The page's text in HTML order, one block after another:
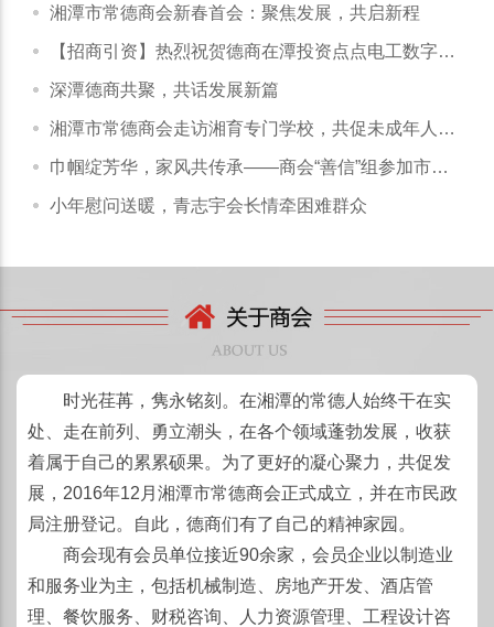
湘潭市常德商会新春首会：聚焦发展，共启新程
【招商引资】热烈祝贺德商在潭投资点点电工数字化
平台正式启动
深潭德商共聚，共话发展新篇
湘潭市常德商会走访湘育专门学校，共促未成年人成
长与商会发展
巾帼绽芳华，家风共传承——商会“善信”组参加市工
商联妇工委“三八”活动
小年慰问送暖，青志宇会长情牵困难群众
时光荏苒，隽永铭刻。在湘潭的常德人始终干在实
处、走在前列、勇立潮头，在各个领域蓬勃发展，收获
着属于自己的累累硕果。为了更好的凝心聚力，共促发
展，2016年12月湘潭市常德商会正式成立，并在市民政
局注册登记。自此，德商们有了自己的精神家园。
商会现有会员单位接近90余家，会员企业以制造业
和服务业为主，包括机械制造、房地产开发、酒店管
理、餐饮服务、财税咨询、人力资源管理、工程设计咨